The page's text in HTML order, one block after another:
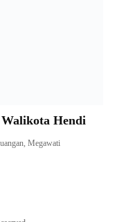
Walikota Hendi
Megawati